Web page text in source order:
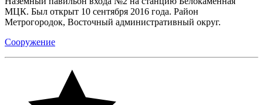
МЦК. Был открыт 10 сентября 2016 года. Район
Метрогородок, Восточный административный округ.
Сооружение